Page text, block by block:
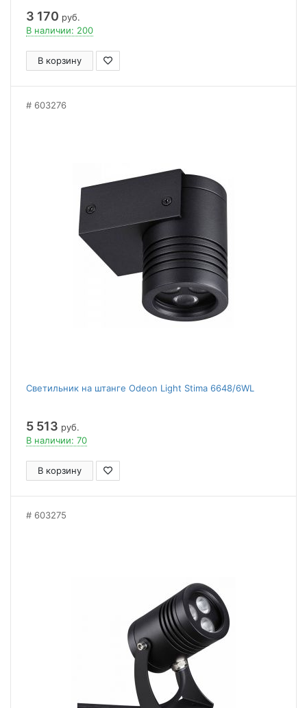
3 170 руб.
В наличии: 200
В корзину
603276
Светильник на штанге Odeon Light Stima 6648/6WL
5 513 руб.
В наличии: 70
В корзину
603275